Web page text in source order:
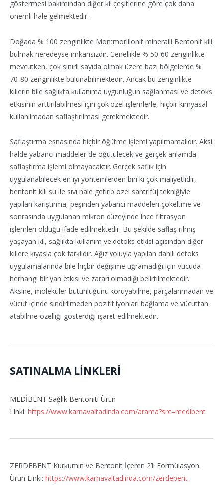
göstermesi bakımından diğer kil çeşitlerine göre çok daha
önemli hale gelmektedir.
Doğada % 100 zenginlikte Montmorillonit mineralli Bentonit kili
bulmak neredeyse imkansızdır. Genellikle % 50-60 zenginlikte
mevcutken, çok sınırlı sayıda olmak üzere bazı bölgelerde %
70-80 zenginlikte bulunabilmektedir. Ancak bu zenginlikte
killerin bile sağlıkta kullanıma uygunluğun sağlanması ve detoks
etkisinin arttırılabilmesi için çok özel işlemlerle, hiçbir kimyasal
kullanılmadan saflaştırılması gerekmektedir.
Saflaştırma esnasında hiçbir öğütme işlemi yapılmamalıdır. Aksi
halde yabancı maddeler de öğütülecek ve gerçek anlamda
saflaştırma işlemi olmayacaktır. Gerçek saflık için
uygulanabilecek en iyi yöntemlerden biri ki çok maliyetlidir,
bentonit kili su ile sıvı hale getirip özel santrifüj tekniğiyle
yapılan karıştırma, peşinden yabancı maddeleri çökeltme ve
sonrasında uygulanan mikron düzeyinde ince filtrasyon
işlemleri olduğu ifade edilmektedir. Bu şekilde saflaş rılmış
yaşayan kil, sağlıkta kullanım ve detoks etkisi açısından diğer
killere kıyasla çok farklıdır. Ağız yoluyla yapılan dahili detoks
uygulamalarında bile hiçbir değişime uğramadığı için vücuda
herhangi bir yan etkisi ve zararı olmadığı belirtilmektedir.
Aksine, moleküler bütünlüğünü koruyabilme, parçalanmadan ve
vücut içinde sindirilmeden pozitif iyonları bağlama ve vücuttan
atabilme özelliği gösterdiği işaret edilmektedir.
SATINALMA LİNKLERİ
MEDİBENT Sağlık Bentoniti Ürün
Linki: https://www.karnavaltadinda.com/arama?src=medibent
ZERDEBENT Kurkumin ve Bentonit İçeren 2’li Formülasyon.
Ürün Linki: https://www.karnavaltadinda.com/zerdebent-